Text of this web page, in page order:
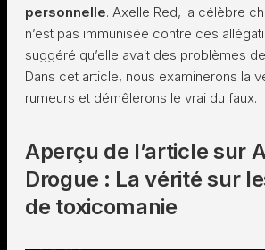
personnelle. Axelle Red, la célèbre
n’est pas immunisée contre ces
suggéré qu’elle avait des problèmes
Dans cet article, nous examinerons la
rumeurs et démêlerons le vrai du faux.
Aperçu de l’article sur
Drogue : La vérité sur
de toxicomanie